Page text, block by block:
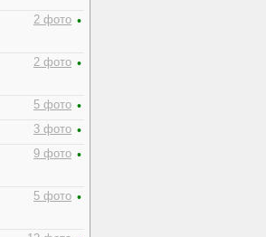
2 фото •
2 фото •
5 фото •
3 фото •
9 фото •
5 фото •